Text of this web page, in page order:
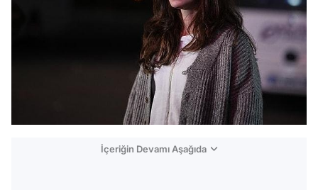
İçeriğin Devamı Aşağıda